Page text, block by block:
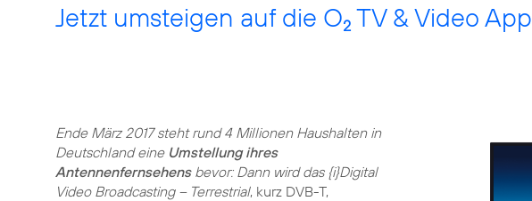
Jetzt umsteigen auf die O2 TV & Video App
Ende März 2017 steht rund 4 Millionen Haushalten in
Deutschland eine Umstellung ihres
Antennenfernsehensbevor: Dann wird das {i}Digital
Video Broadcasting – Terrestrial, kurz DVB-T,